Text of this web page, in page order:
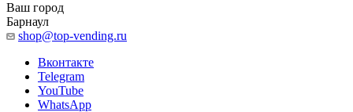
Ваш город
Барнаул
shop@top-vending.ru
Вконтакте
Telegram
YouTube
WhatsApp